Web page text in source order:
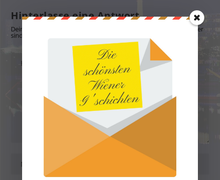
Hinterlasse eine Antwort
Deine E-Mail-Adresse wird nicht veröffentlicht. Erforderliche Felder
sind mit